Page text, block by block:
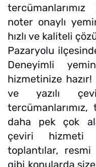
noter onaylı
hızlı ve kaliteli
Pazaryolu
Deneyimli
hizmetinize
ve yazılı
daha pek çok
çeviri hizmeti
toplantılar,
gibi konularda